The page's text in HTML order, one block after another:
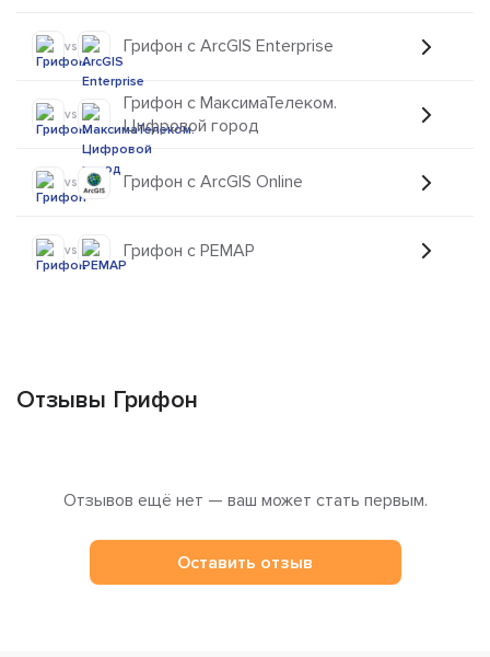
vs Грифон с ArcGIS Enterprise
vs
Грифон с МаксимаТелеком.
Цифровой город
vs Грифон с ArcGIS Online
vs Грифон с РЕМАР
Отзывы Грифон
Отзывов ещё нет — ваш может стать первым.
Оставить отзыв